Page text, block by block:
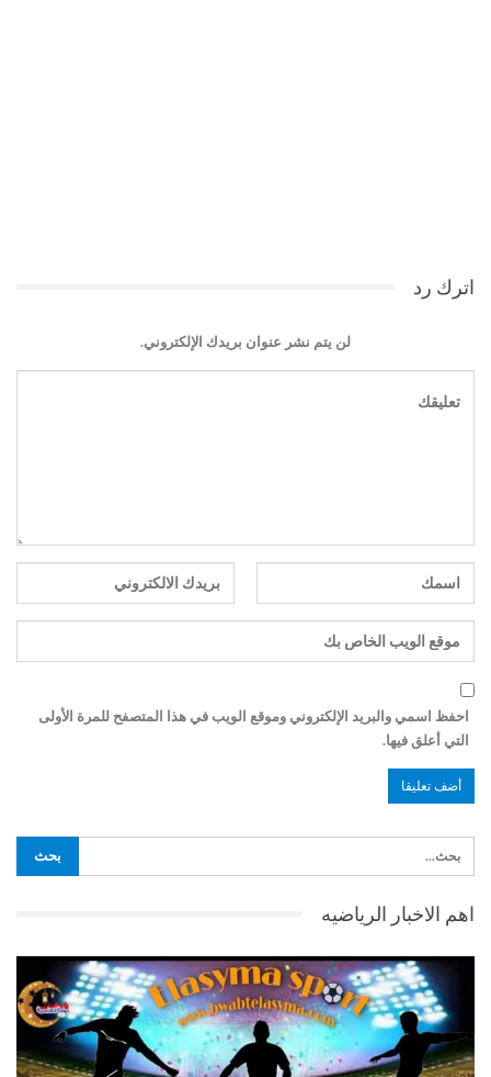
اترك رد
لن يتم نشر عنوان بريدك الإلكتروني.
احفظ اسمي والبريد الإلكتروني وموقع الويب في هذا المتصفح للمرة الأولى
التي أعلق فيها.
اهم الاخبار الرياضيه